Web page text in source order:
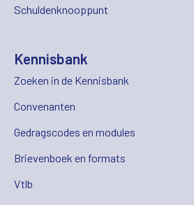
Schuldenknooppunt
Kennisbank
Zoeken in de Kennisbank
Convenanten
Gedragscodes en modules
Brievenboek en formats
Vtlb